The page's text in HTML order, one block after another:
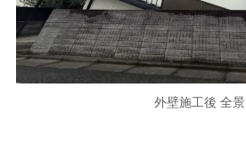
外壁施工後 全景